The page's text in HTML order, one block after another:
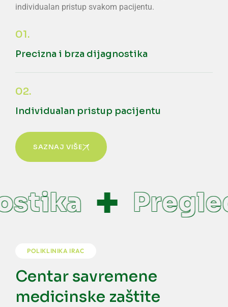
individualan pristup svakom pacijentu.
01.
Precizna i brza dijagnostika
02.
Individualan pristup pacijentu
SAZNAJ VIŠE
POLIKLINIKA IRAC
Centar savremene
medicinske zaštite